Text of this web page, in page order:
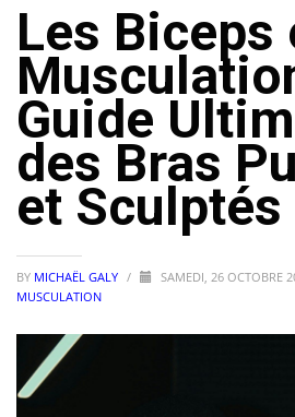
Les Biceps
Guide
des Bras
et Sculptés
BY MICHAËL GALY / SAMEDI, 26 OCTOBRE
MUSCULATION